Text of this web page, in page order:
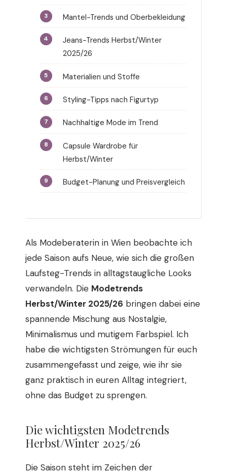
Mantel-Trends und Oberbekleidung
Jeans-Trends Herbst/Winter
2025/26
Materialien und Stoffe
Styling-Tipps nach Figurtyp
Nachhaltige Mode im Trend
Capsule Wardrobe für
Herbst/Winter
Budget-Planung und Preisvergleich
Als Modeberaterin in Wien beobachte ich
jede Saison aufs Neue, wie sich die großen
Laufsteg-Trends in alltagstaugliche Looks
verwandeln. Die Modetrends
Herbst/Winter 2025/26 bringen dabei eine
spannende Mischung aus Nostalgie,
Minimalismus und mutigem Farbspiel. Ich
habe die wichtigsten Strömungen für euch
zusammengefasst und zeige, wie ihr sie
ganz praktisch in euren Alltag integriert,
ohne das Budget zu sprengen.
Die wichtigsten Modetrends
Herbst/Winter 2025/26
Die Saison steht im Zeichen der